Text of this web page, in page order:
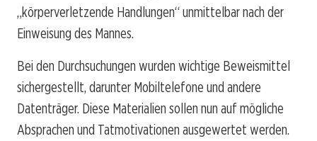
„körperverletzende Handlungen“ unmittelbar nach der
Einweisung des Mannes.
Bei den Durchsuchungen wurden wichtige Beweismittel
sichergestellt, darunter Mobiltelefone und andere
Datenträger. Diese Materialien sollen nun auf mögliche
Absprachen und Tatmotivationen ausgewertet werden.